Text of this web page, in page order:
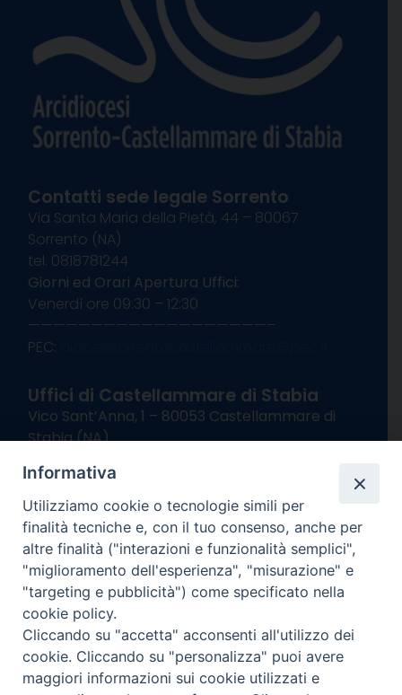
Contatti sede legale Sorrento
Via Santa Maria della Pietà, 44 – 80067
Sorrento (NA)
tel. 0818781244
Giorni ed Orari Apertura Uffici:
Venerdì ore 09:30 – 12:30
———————————————————–
PEC:
Uffici di Castellammare di Stabia
Vico Sant’Anna, 1 – 80053 Castellammare di
Stabia (NA)
Giorni ed Orari Apertura Uffici:
Lunedì e Mercoledì ore 09:00 – 13:00
Uffici Matrimoni:
Lunedì e Mercoledì ore 09:30 – 12:30
seguici su
Channel
Informativa Privacy
Informativa
Utilizziamo cookie o tecnologie simili per
finalità tecniche e, con il tuo consenso, anche per
altre finalità ("interazioni e funzionalità semplici",
"miglioramento dell'esperienza", "misurazione" e
"targeting e pubblicità") come specificato nella
cookie policy.
Cliccando su "accetta" acconsenti all'utilizzo dei
cookie. Cliccando su "personalizza" puoi avere
maggiori informazioni sui cookie utilizzati e